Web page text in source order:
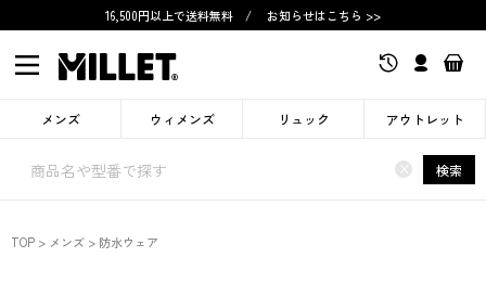
16,500円以上で送料無料 / お知らせはこちら >>
メンズ ウィメンズ リュック アウトレット
× 検索
TOP メンズ 防水ウェア